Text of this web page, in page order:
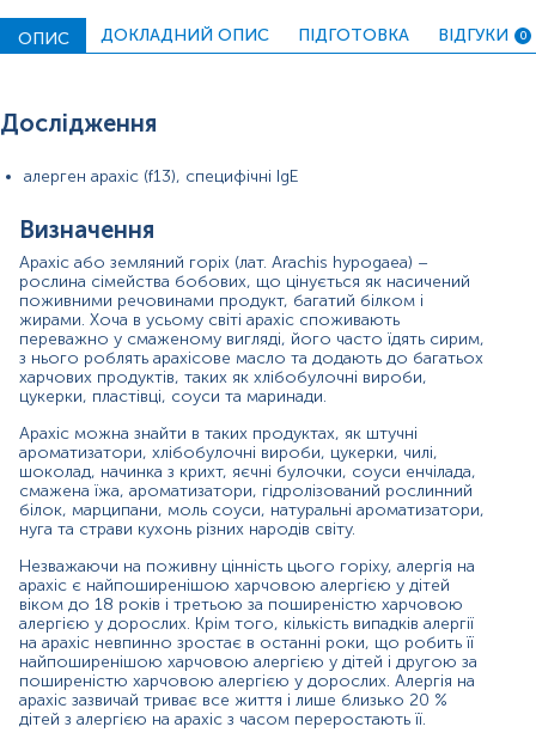
харчовою алергією у дорослих. Крім того, кількість
випадків алергії на арахіс невпинно зростає в останні
алергією у дорослих. Алергія на арахіс зазвичай триває
все життя і лише близько 20 % дітей з алергією на
На даний момент ідентифіковано 16
до термооброки та ферментів травлення запасні білки
насіння. Ara h 1, 2, 3 і 6 вважаються основними
(мажорними) алергокомпонентами арахісу, і за
оцінками, 97% пацієнтів з алергією на арахіс чутливі
принаймні до одного з цих алергокомпонентів.
Типові клінічні симптоми алергії на арахіс варіюються
від ангіоневротичного набряку, кропив’янки, нудоти,
болю в животі, блювоти, хрипів і задишки, які зазвичай
виникають незабаром після прийому арахісу. Значна
частина сенсибілізованих осіб не виявляє клінічних
ознак алергії на арахіс. Сенсибілізація до запасних
білків, Ara h 1, Ara h 2, Ara h 3, Ara h 6 і Ara h 7, несе
підвищений ризик розвитку більш серйозних симптомів
і анафілактичних реакцій. Особи з алергією на арахіс
харчовими алергіями, причому понад 90% смертельних
випадків, пов’язаних з харчовою анафілаксією,
відбуваються у людей, чутливих до арахісу.
Близько 30% людей з алергією на арахіс також мають
алергію на деревні горіхи (мигдаль, бразильський горіх,
кеш’ю, фундук, пекан, фісташки, волоські горіхи) через
високу гомологічність алергокомпонентів цих рослин.
ОПИС ДОКЛАДНИЙ ОПИС ПІДГОТОВКА ВІДГУКИ 0
Дослідження
алерген арахіс (f13), специфічні IgE
Визначення
Арахіс або земляний горіх (лат. Arachis hypogaea) –
рослина сімейства бобових, що цінується як насичений
поживними речовинами продукт, багатий білком і
жирами. Хоча в усьому світі арахіс споживають
переважно у смаженому вигляді, його часто їдять сирим,
з нього роблять арахісове масло та додають до багатьох
харчових продуктів, таких як хлібобулочні вироби,
цукерки, пластівці, соуси та маринади.
Арахіс можна знайти в таких продуктах, як штучні
ароматизатори, хлібобулочні вироби, цукерки, чилі,
шоколад, начинка з крихт, яєчні булочки, соуси енчілада,
смажена їжа, ароматизатори, гідролізований рослинний
білок, марципани, моль соуси, натуральні ароматизатори,
нуга та страви кухонь різних народів світу.
Незважаючи на поживну цінність цього горіху, алергія на
арахіс є найпоширенішою харчовою алергією у дітей
віком до 18 років і третьою за поширеністю харчовою
алергією у дорослих. Крім того, кількість випадків алергії
на арахіс невпинно зростає в останні роки, що робить її
найпоширенішою харчовою алергією у дітей і другою за
поширеністю харчовою алергією у дорослих. Алергія на
арахіс зазвичай триває все життя і лише близько 20 %
дітей з алергією на арахіс з часом переростають її.